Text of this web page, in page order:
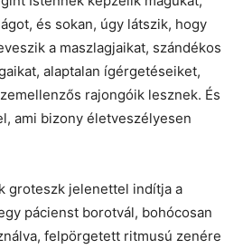
és sokan, úgy látszik, hogy
a maszlagjaikat, szándékos
alaptalan ígérgetéseiket,
rajongóik lesznek. És
ami bizony életveszélyesen
groteszk jelenettel indítja a
pácienst borotvál, bohócosan
felpörgetett ritmusú zenére